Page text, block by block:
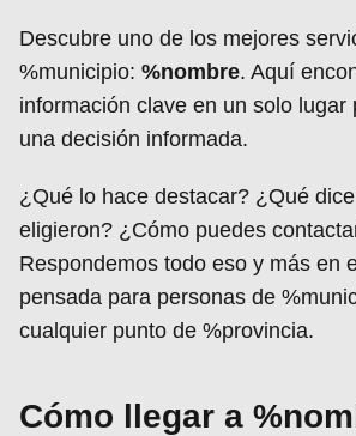
Descubre uno de los mejores
%municipio: %nombre. Aquí
información clave en un solo lugar
una decisión informada.
¿Qué lo hace destacar? ¿Qué
eligieron? ¿Cómo puedes
Respondemos todo eso y más en
pensada para personas de
cualquier punto de %provincia.
Cómo llegar a